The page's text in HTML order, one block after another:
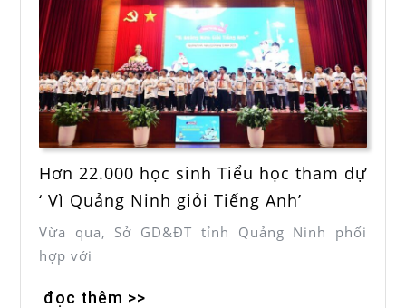
Hơn 22.000 học sinh Tiểu học tham dự
‘ Vì Quảng Ninh giỏi Tiếng Anh’
Vừa qua, Sở GD&ĐT tỉnh Quảng Ninh phối
hợp với
đọc thêm >>